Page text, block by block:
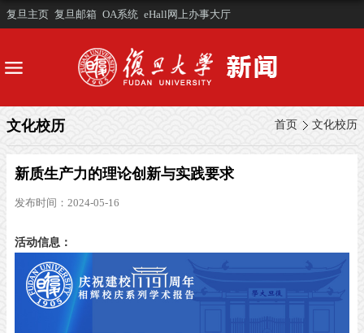
复旦主页 复旦邮箱 OA系统 eHall网上办事大厅
首页 文化校历
文化校历
新质生产力的理论创新与实践要求
发布时间：2024-05-16
活动信息：